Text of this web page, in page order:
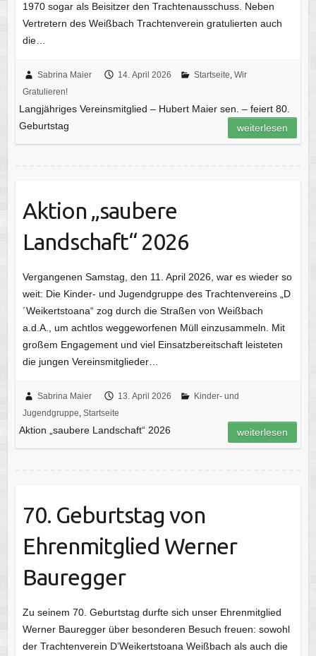
1970 sogar als Beisitzer den Trachtenausschuss. Neben
Vertretern des Weißbach Trachtenverein gratulierten auch
die…
Sabrina Maier 14. April 2026 Startseite Wir
Gratulieren!
Langjähriges Vereinsmitglied – Hubert Maier sen. – feiert 80.
Geburtstag
weiterlesen
Aktion „saubere
Landschaft“ 2026
Vergangenen Samstag, den 11. April 2026, war es wieder so
weit: Die Kinder- und Jugendgruppe des Trachtenvereins „D
´Weikertstoana“ zog durch die Straßen von Weißbach
a.d.A., um achtlos weggeworfenen Müll einzusammeln. Mit
großem Engagement und viel Einsatzbereitschaft leisteten
die jungen Vereinsmitglieder…
Sabrina Maier 13. April 2026
Kinder- und
Jugendgruppe, Startseite
Aktion „saubere Landschaft“ 2026 weiterlesen
70. Geburtstag von
Ehrenmitglied Werner
Bauregger
Zu seinem 70. Geburtstag durfte sich unser Ehrenmitglied
Werner Bauregger über besonderen Besuch freuen: sowohl
der Trachtenverein D’Weikertstoana Weißbach als auch die